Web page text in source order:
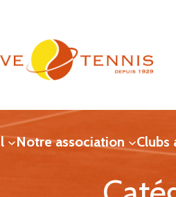
Notre association Clubs